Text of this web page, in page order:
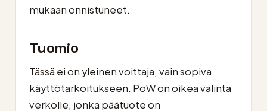
mukaan onnistuneet.
Tuomio
Tässä ei on yleinen voittaja, vain sopiva
käyttötarkoitukseen. PoW on oikea valinta
verkolle, jonka päätuote on